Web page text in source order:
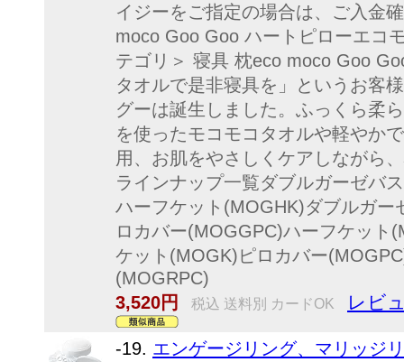
イジーをご指定の場合は、ご入金
moco Goo Goo ハートピローエコ
テゴリ＞ 寝具 枕eco moco Goo
タオルで是非寝具を」というお客
グーは誕生しました。ふっくら柔
を使ったモコモコタオルや軽やか
用、お肌をやさしくケアしながら
ラインナップ一覧ダブルガーゼバ
ハーフケット(MOGHK)ダブルガ
ロカバー(MOGGPC)ハーフケット
ケット(MOGK)ピロカバー
(MOGRPC)
3,520円
税込 送料別 カードOK レビ
-19. エンゲージリング、マリッジ